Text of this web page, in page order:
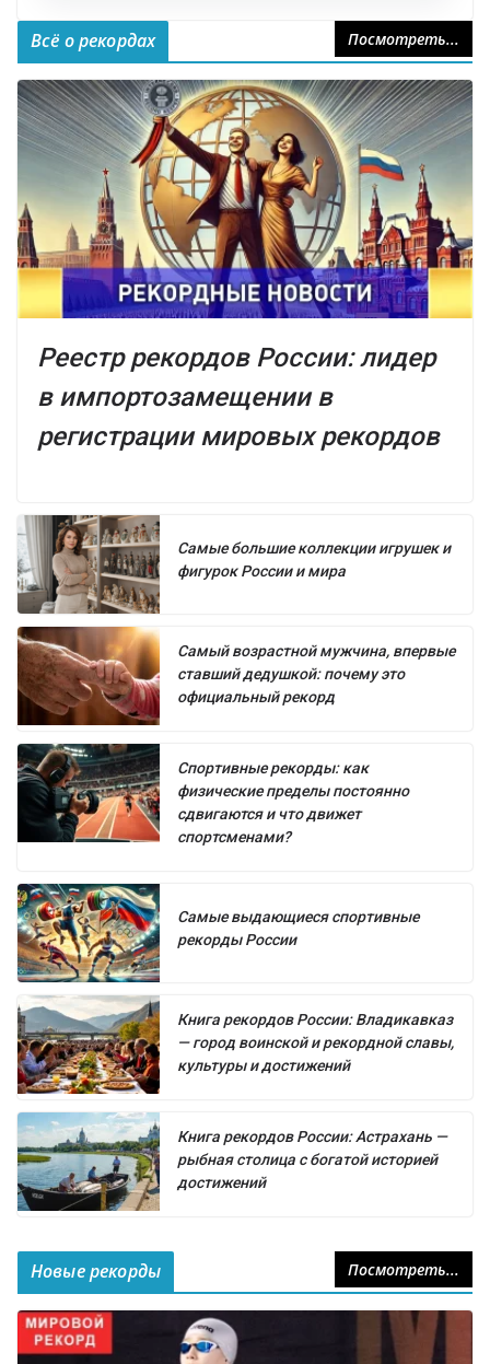
Всё о рекордах Посмотреть...
Реестр рекордов России: лидер
в импортозамещении в
регистрации мировых рекордов
Самые большие коллекции игрушек и
фигурок России и мира
Самый возрастной мужчина, впервые
ставший дедушкой: почему это
официальный рекорд
Спортивные рекорды: как
физические пределы постоянно
сдвигаются и что движет
спортсменами?
Самые выдающиеся спортивные
рекорды России
Книга рекордов России: Владикавказ
— город воинской и рекордной славы,
культуры и достижений
Книга рекордов России: Астрахань —
рыбная столица с богатой историей
достижений
Новые рекорды Посмотреть...